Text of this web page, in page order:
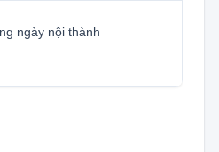
Lớn Tại BLTK
ngày nội thành